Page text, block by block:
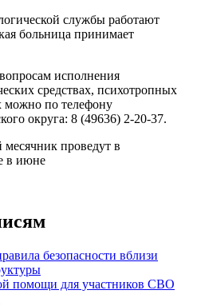
службы работают
больница принимает
исполнения
средствах, психотропных
можно по телефону
округа: 8 (49636) 2-20-37.
безопасности вблизи
помощи для участников СВО